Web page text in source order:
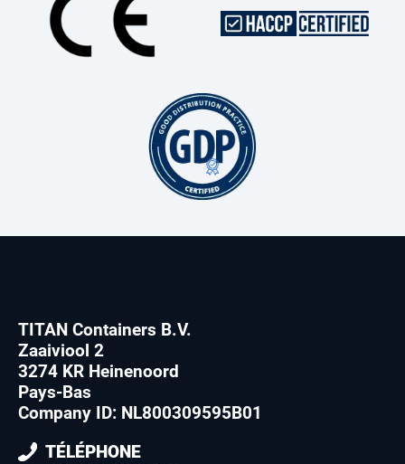
TITAN Containers B.V.
Zaaiviool 2
3274 KR Heinenoord
Pays-Bas
Company ID: NL800309595B01
TÉLÉPHONE